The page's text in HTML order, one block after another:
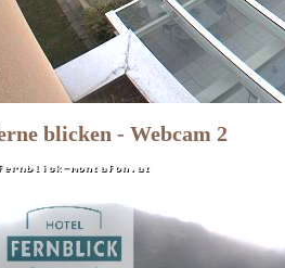
blicken - Webcam 2